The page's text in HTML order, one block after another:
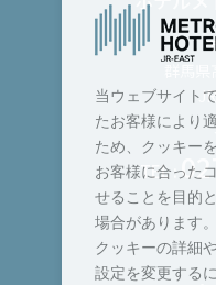
TEL :
当ウェブサイト
たお客様により
ため、クッキー
お客様に合った
せることを目的
場合があります。
クッキーの詳細
設定を変更する